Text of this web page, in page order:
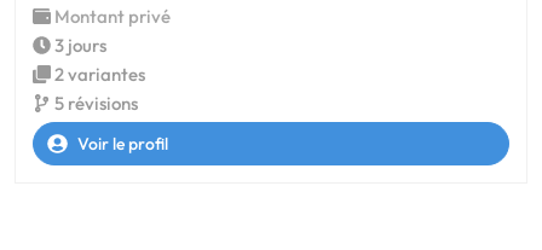
Montant privé
3 jours
2 variantes
5 révisions
Voir le profil